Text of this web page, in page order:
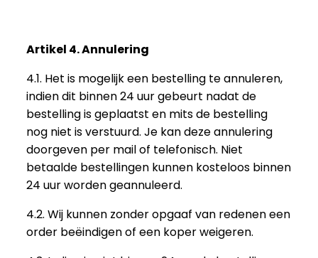
Artikel 4. Annulering
4.1. Het is mogelijk een bestelling te annuleren,
indien dit binnen 24 uur gebeurt nadat de
bestelling is geplaatst en mits de bestelling
nog niet is verstuurd. Je kan deze annulering
doorgeven per mail of telefonisch. Niet
betaalde bestellingen kunnen kosteloos binnen
24 uur worden geannuleerd.
4.2. Wij kunnen zonder opgaaf van redenen een
order beëindigen of een koper weigeren.